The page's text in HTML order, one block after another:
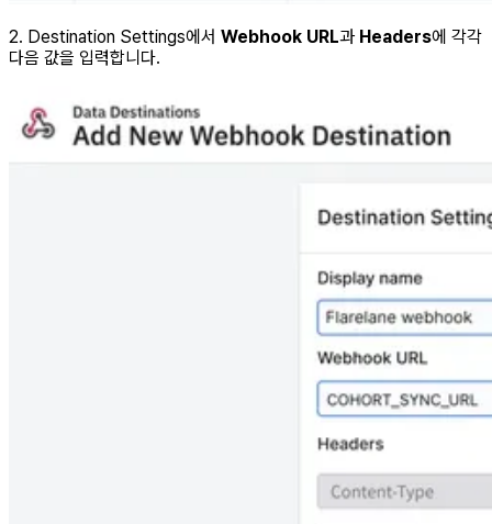
2. Destination Settings에서 Webhook URL과 Headers에 각각
다음 값을 입력합니다.